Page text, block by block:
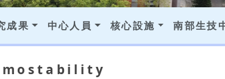
成果 中心人員 核心設施 南部生技